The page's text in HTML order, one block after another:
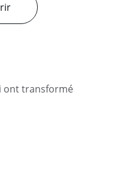
ont transformé